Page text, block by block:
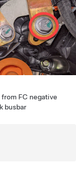
FC negative
busbar